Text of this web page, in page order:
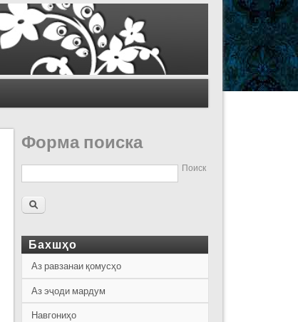
Форма поиска
Поиск
Бахшҳо
Аз равзанаи қомусҳо
Аз эҷоди мардум
Навгониҳо